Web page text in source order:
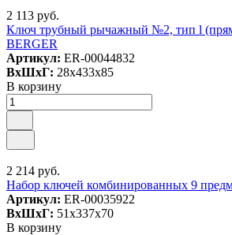
2 113 руб.
Ключ трубный рычажный №2, тип l
BERGER
Артикул: ER-00044832
ВxШxГ: 28x433x85
В корзину
2 214 руб.
Набор ключей комбинированных 9
Артикул: ER-00035922
ВxШxГ: 51x337x70
В корзину